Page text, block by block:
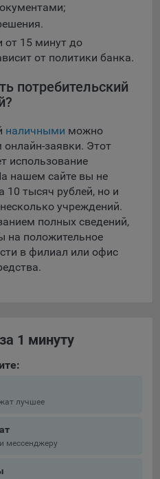
от 15 минут до
от политики банка.
потребительский
наличными можно
заявки. Этот
использование
нашем сайте вы не
10 тысяч рублей, но и
учреждений.
полных сведений,
на положительное
в филиал или офис
1 минуту
лучшее
мессенджеру